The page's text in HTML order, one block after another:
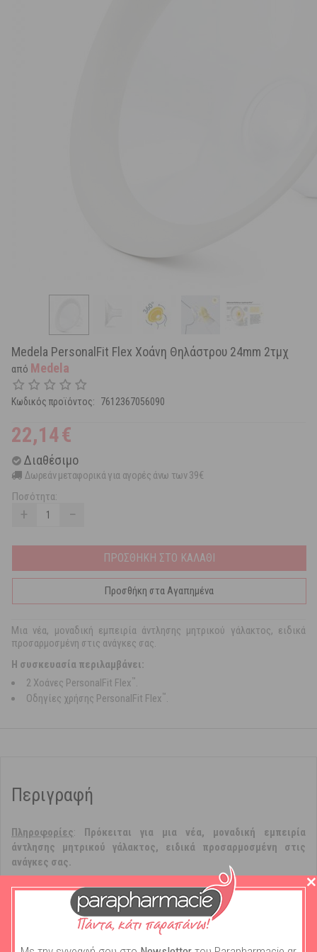
Medela PersonalFit Flex Χοάνη Θηλάστρου 24mm 2τμχ
από Medela
Κωδικός προϊόντος: 7612367056090
22,14€
Διαθέσιμο
Δωρεάν μεταφορικά για αγορές άνω των 39€
Ποσότητα:
+ −
ΠΡΟΣΘΗΚΗ ΣΤΟ ΚΑΛΑΘΙ
Προσθήκη στα Αγαπημένα
Mια νέα, μοναδική εμπειρία άντλησης μητρικού γάλακτος, ειδικά
προσαρμοσμένη στις ανάγκες σας.
H συσκευασία περιλαμβάνει:
2 Xοάνες PersonalFit Flex™.
Oδηγίες χρήσης PersonalFit Flex™.
Περιγραφή
Πληροφoρίες: Πρόκειται για μια νέα, μοναδική εμπειρία
άντλησης μητρικού γάλακτος, ειδικά προσαρμοσμένη στις
ανάγκες σας.
Χάρη στη νέα χοάνηPersonalFit Flex , μπορείτε εύκολα να
προσαρμόζετε το θήλαστρο Medela στην πλέον άνετη και
αποτελεσματική θέση πάνω στο στήθος σας - ακόμη κι όταν το
στήθος σας αλλάζει σχήμα με την πάροδο του χρόνου. Η νέα χοάνη
PersonalFit Flex
αναπτύχθηκε με τη βοήθεια μιας ομάδας